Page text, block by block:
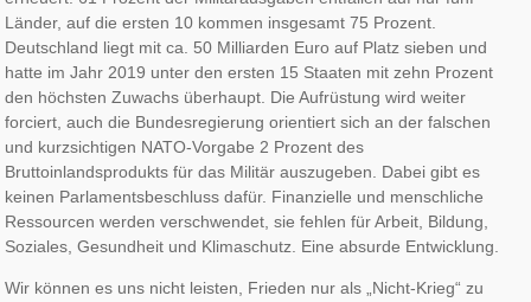
Länder, auf die ersten 10 kommen insgesamt 75 Prozent.
Deutschland liegt mit ca. 50 Milliarden Euro auf Platz sieben und
hatte im Jahr 2019 unter den ersten 15 Staaten mit zehn Prozent
den höchsten Zuwachs überhaupt. Die Aufrüstung wird weiter
forciert, auch die Bundesregierung orientiert sich an der falschen
und kurzsichtigen NATO-Vorgabe 2 Prozent des
Bruttoinlandsprodukts für das Militär auszugeben. Dabei gibt es
keinen Parlamentsbeschluss dafür. Finanzielle und menschliche
Ressourcen werden verschwendet, sie fehlen für Arbeit, Bildung,
Soziales, Gesundheit und Klimaschutz. Eine absurde Entwicklung.
Wir können es uns nicht leisten, Frieden nur als „Nicht-Krieg“ zu